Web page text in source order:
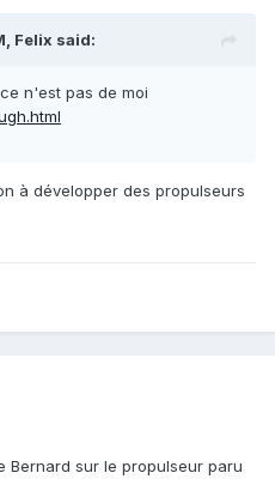
Felix said:
n'est pas de moi
à développer des propulseurs
Bernard sur le propulseur paru